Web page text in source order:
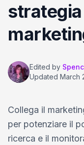
strategia
Edited by
Updated March
Collega il
per potenziare il
ricerca e il